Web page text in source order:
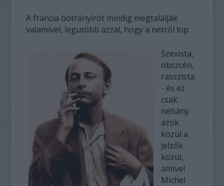
A francia botrányírót mindig megtalálják
valamivel, legutóbb azzal, hogy a netről lop.
Szexista,
obszcén,
rasszista
- és ez
csak
néhány
azok
közül a
jelzők
közül,
amivel
Michel